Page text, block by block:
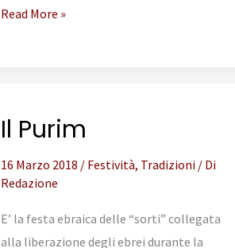
La
Read More »
Il Purim
16 Marzo 2018 / Festività, Tradizioni / Di
Redazione
E’ la festa ebraica delle “sorti” collegata
alla liberazione degli ebrei durante la